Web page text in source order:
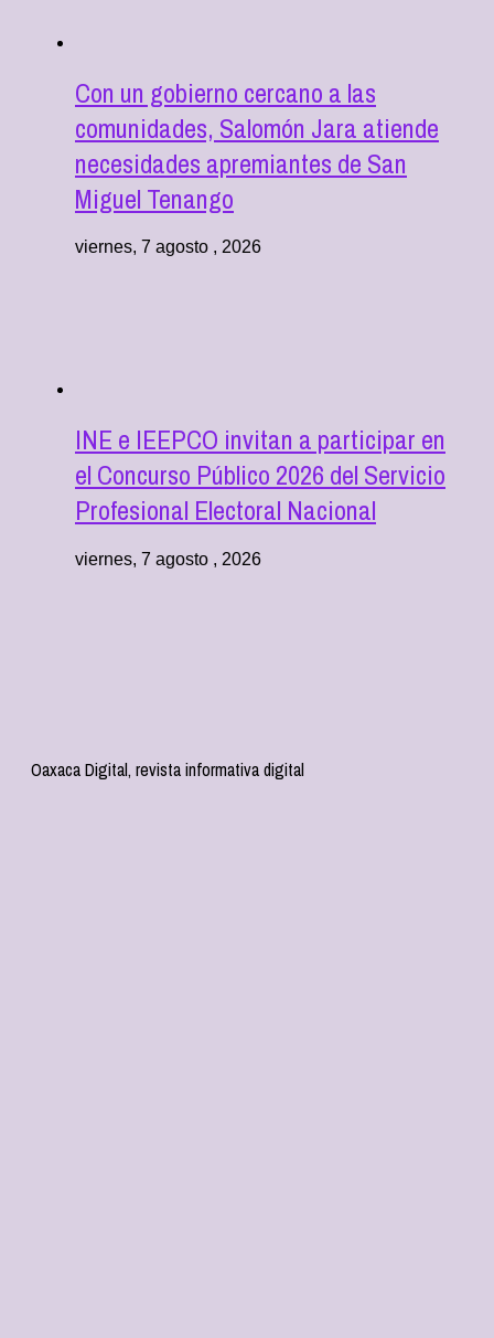
Con un gobierno cercano a las
comunidades, Salomón Jara atiende
necesidades apremiantes de San
Miguel Tenango
viernes, 7 agosto , 2026
INE e IEEPCO invitan a participar en
el Concurso Público 2026 del Servicio
Profesional Electoral Nacional
viernes, 7 agosto , 2026
Oaxaca Digital, revista informativa digital